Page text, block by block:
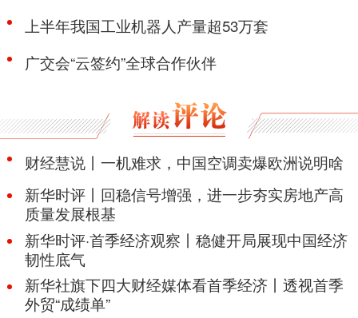
上半年我国工业机器人产量超53万套
广交会“云签约”全球合作伙伴
财经慧说丨一机难求，中国空调卖爆欧洲说明啥
新华时评丨回稳信号增强，进一步夯实房地产高
质量发展根基
新华时评·首季经济观察丨稳健开局展现中国经济
韧性底气
新华社旗下四大财经媒体看首季经济丨透视首季
外贸“成绩单”